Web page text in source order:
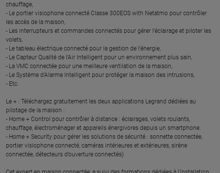
chauffage,
- Le portier visiophone connecté Classe 300EOS with Netatmo pour contrôler
les accès de la maison,
- Les interrupteurs et commandes connectés pour gérer l’éclairage et piloter les
volets,
- Le tableau électrique connecté pour la gestion de l’énergie,
- Le Capteur Qualité de l’Air Intelligent pour un environnement plus sain,
- La VMC connectée pour une meilleure ventilation de la maison,
- Le Système d’Alarme Intelligent pour protéger la maison des intrusions,
- Etc.
Le + : Téléchargez gratuitement les deux applications Legrand dédiées au
pilotage de la maison :
- Home + Control pour contrôler à distance : éclairages, volets roulants,
chauffage, électroménager et appareils énergivores depuis un smartphone.
- Home + Security pour gérer les solutions de sécurité : sonnette connectée,
portier visiophone connecté, caméras intérieures et extérieures, sirène
connectée, détecteurs d’ouverture connectés)